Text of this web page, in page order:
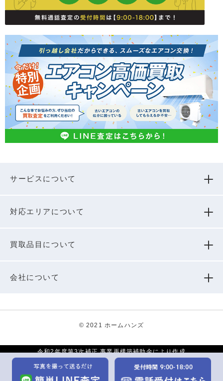
サービスについて
対応エリアについて
買取品⽬について
会社について
© 2021 ホームハンズ
令和2年度第3次補正 事業再構築補助金により作成